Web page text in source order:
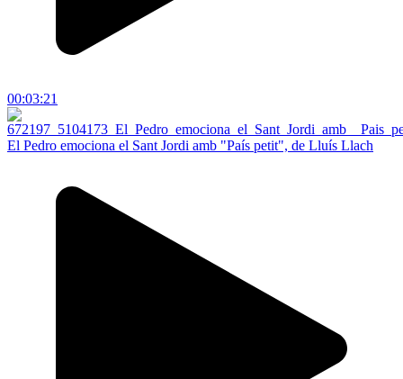
00:03:21
El Pedro emociona el Sant Jordi amb "País petit", de Lluís Llach